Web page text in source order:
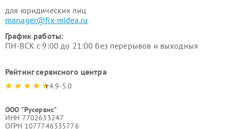
для юридических лиц
manager@fix-midea.ru
График работы:
ПН-ВСК с 9:00 до 21:00 без перерывов и выходных
Рейтинг сервисного центра
4.9-5.0
ООО "Русервис"
ИНН 7702633247
ОГРН 1077746335776